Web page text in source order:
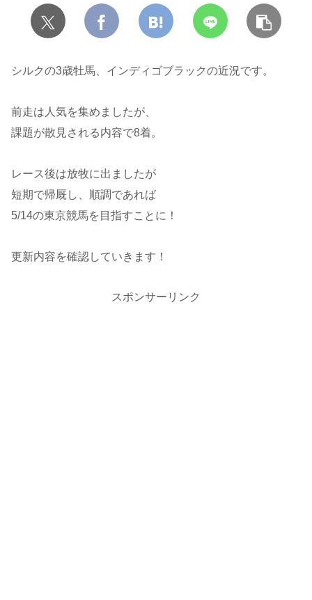
シルクの3歳牡馬、インディゴブラックの近況です。
前走は人気を集めましたが、
課題が散見される内容で8着。
レース後は放牧に出ましたが
短期で帰厩し、順調であれば
5/14の東京競馬を目指すことに！
更新内容を確認していきます！
スポンサーリンク